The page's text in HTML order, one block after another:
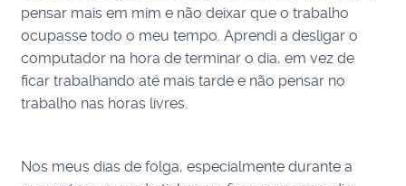
pensar mais em mim e não deixar que o trabalho
ocupasse todo o meu tempo. Aprendi a desligar o
computador na hora de terminar o dia, em vez de
ficar trabalhando até mais tarde e não pensar no
trabalho nas horas livres.
Nos meus dias de folga, especialmente durante a